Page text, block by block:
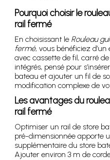
Pourquoi choisir le
rail fermé
En choisissant le Rouleau
fermé, vous bénéficiez
avec cassette de fil, carré
intégrés, pensé pour
bateau et ajouter un fil de
modification complexe de
Les avantages du
rail fermé
Optimiser un rail de store
pré-dimensionnée apporte
supplémentaire du store
Ajouter environ 3 m de